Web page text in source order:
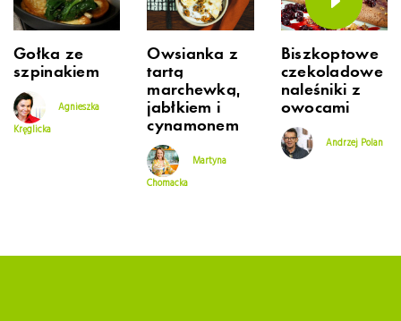
Gołka ze
szpinakiem
Agnieszka
Kręglicka
Owsianka z
tartą
marchewką,
jabłkiem i
cynamonem
Martyna
Chomacka
Biszkoptowe
czekoladowe
naleśniki z
owocami
Andrzej Polan